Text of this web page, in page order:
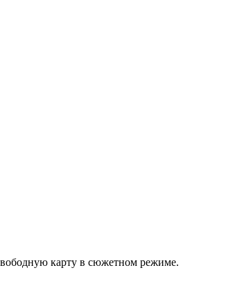
карту в сюжетном режиме.